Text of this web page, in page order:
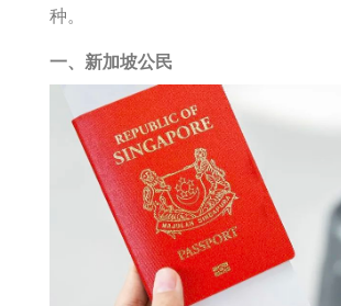
种。
一、新加坡公民